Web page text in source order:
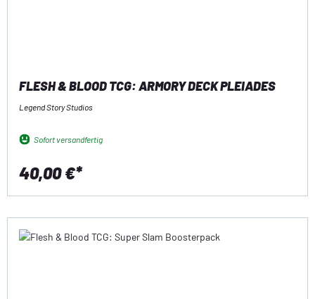
FLESH & BLOOD TCG: ARMORY DECK PLEIADES
Legend Story Studios
Sofort versandfertig
40,00 €*